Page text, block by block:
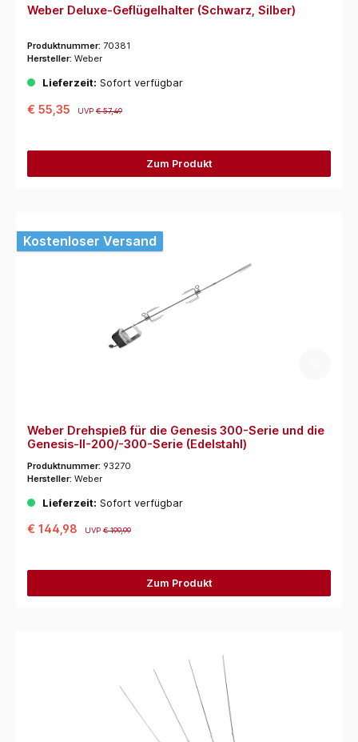
Weber Deluxe-Geflügelhalter (Schwarz, Silber)
Produktnummer: 70381
Hersteller: Weber
Lieferzeit: Sofort verfügbar
€ 55,35 UVP€ 57,49
Zum Produkt
Kostenloser Versand
Weber Drehspieß für die Genesis 300-Serie und die
Genesis-II-200/-300-Serie (Edelstahl)
Produktnummer: 93270
Hersteller: Weber
Lieferzeit: Sofort verfügbar
€ 144,98 UVP€ 199,99
Zum Produkt